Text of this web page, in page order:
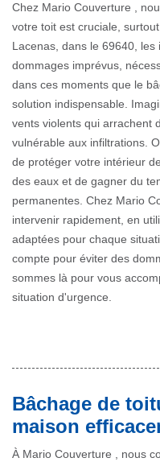
Chez Mario Couverture ,
votre toit est cruciale,
Lacenas, dans le 69640,
dommages imprévus,
dans ces moments que le
solution indispensable.
vents violents qui arrachent
vulnérable aux infiltrations.
de protéger votre intérieur
des eaux et de gagner du
permanentes. Chez Mario
intervenir rapidement, en
adaptées pour chaque
compte pour éviter des
sommes là pour vous
situation d'urgence.
Bâchage de
maison
À Mario Couverture , nous